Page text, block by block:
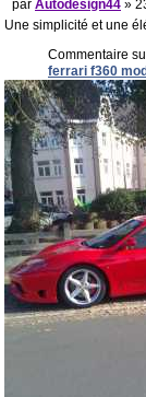
par Autodesign44 »
Une simplicité et une
Commentaire
ferrari f360